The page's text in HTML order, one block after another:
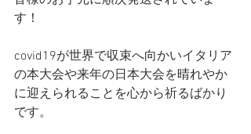
す！
covid19が世界で収束へ向かいイタリア
の本大会や来年の日本大会を晴れやか
に迎えられることを心から祈るばかり
です。